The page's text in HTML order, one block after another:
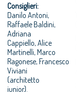
Consiglieri:
Danilo Antoni,
Raffaele Baldini,
Adriana
Cappiello, Alice
Martinelli, Marco
Ragonese, Francesco
Viviani
(architetto
iunior).